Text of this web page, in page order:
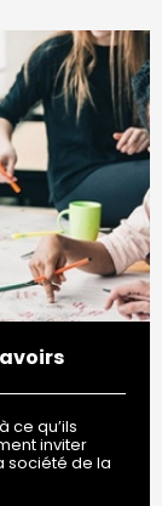
ce qu’ils
inviter
société de la